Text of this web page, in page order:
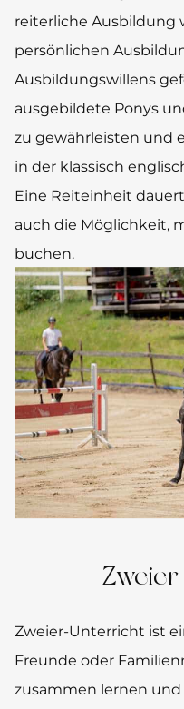
reiterliche Ausbildung
persönlichen
Ausbildungswillens
ausgebildete Ponys
zu gewährleisten und
in der klassisch
Eine Reiteinheit
auch die Möglichkeit,
buchen.
Zweier-Unterricht ist
Freunde oder
zusammen lernen